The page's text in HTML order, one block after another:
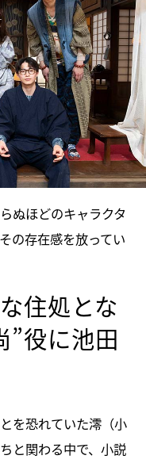
ぬほどのキャラクタ
の存在感を放ってい
住処とな
”役に池田
を恐れていた澪（小
と関わる中で、小説